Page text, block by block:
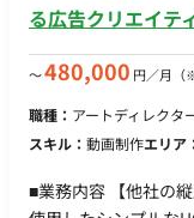
る広告クリエイテ
〜480,000 円／月
職種： アートディレクタ
スキル： 動画制作エリア：
■業務内容 【他社の